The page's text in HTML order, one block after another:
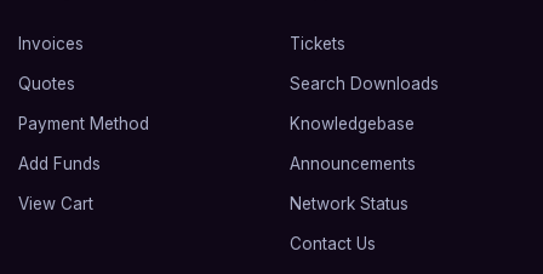
Invoices
Quotes
Payment Method
Add Funds
View Cart
Tickets
Search Downloads
Knowledgebase
Announcements
Network Status
Contact Us